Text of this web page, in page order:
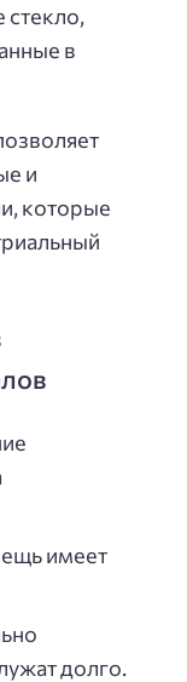
стекло,
в
и
которые
имеет
долго.